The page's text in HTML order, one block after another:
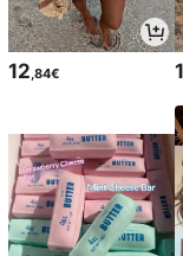
12,84€